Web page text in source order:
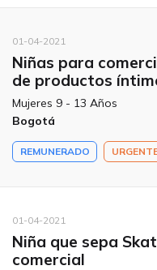
01-04-2021
Niñas para
de productos
Mujeres 9 - 13 Años
Bogotá
REMUNERADO
01-04-2021
Niña que sepa
comercial